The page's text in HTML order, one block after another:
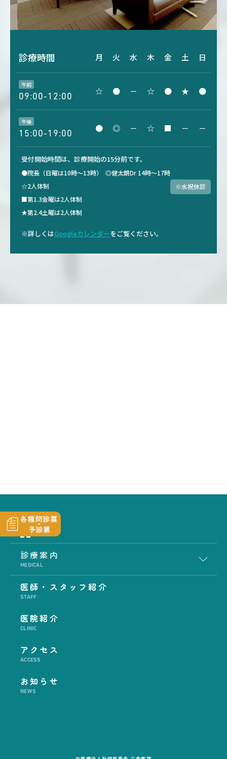
診療時間 月 火 水 木 金 土 日
午前
09:00-12:00
☆ ● － ☆ ● ★ ●
午後
15:00-19:00
● ◎ － ☆ ■ － －
受付開始時間は、診療開始の15分前です。
●院長（日曜は10時～13時） ◎健太朗Dr 14時～17時
☆2人体制
■第1.3金曜は2人体制
★第2.4土曜は2人体制
※水祝休診
※詳しくはGoogleカレンダーをご覧ください。
診療案内
MEDICAL
医師・スタッフ紹介
STAFF
医院紹介
CLINIC
アクセス
ACCESS
お知らせ
NEWS